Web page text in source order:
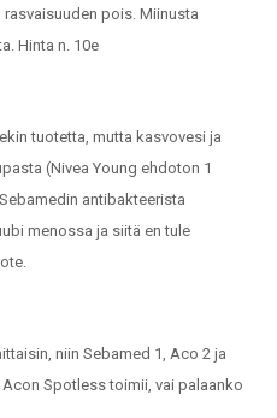
rasvaisuuden pois. Miinusta
Hinta n. 10e
tuotetta, mutta kasvovesi ja
(Nivea Young ehdoton 1
antibakteerista
menossa ja siitä en tule
niin Sebamed 1, Aco 2 ja
Spotless toimii, vai palaanko